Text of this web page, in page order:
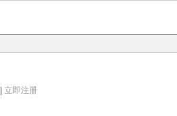
立即注册